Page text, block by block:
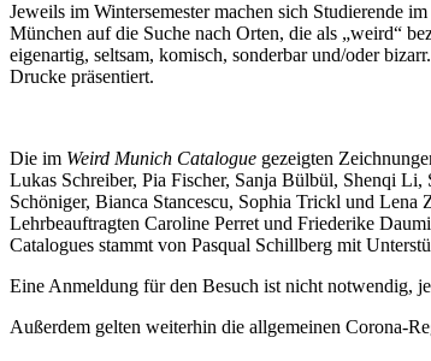
Jeweils im Wintersemester machen sich Studierende
München auf die Suche nach Orten, die als „weird“
eigenartig, seltsam, komisch, sonderbar und/oder
Drucke präsentiert.
Die im Weird Munich Catalogue gezeigten
Lukas Schreiber, Pia Fischer, Sanja Bülbül, Shenqi
Schöniger, Bianca Stancescu, Sophia Trickl und
Lehrbeauftragten Caroline Perret und Friederike
Catalogues stammt von Pasqual Schillberg mit
Eine Anmeldung für den Besuch ist nicht notwendig,
Außerdem gelten weiterhin die allgemeinen Corona-